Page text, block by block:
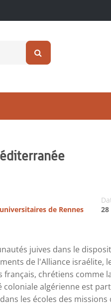
de Rennes
juives dans le
de l'Alliance israélite,
chrétiens comme
algérienne est
les écoles des missions